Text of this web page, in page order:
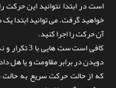
است در ابتدا نتوانید این حرکت
خواهید گرفت. می توانید ابتدا
آن حرکت را اجرا کنید.
کافی است
دویدن در برابر مقاومت و یا هل
که از حالت حرکت سریع به حالت